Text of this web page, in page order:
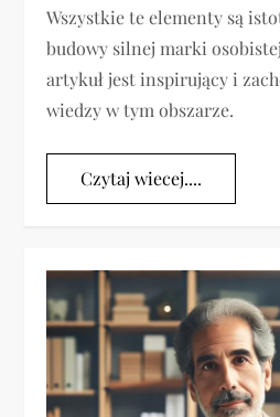
Wszystkie te elementy są
budowy silnej marki
artykuł jest inspirujący i
wiedzy w tym obszarze.
Czytaj wiecej....